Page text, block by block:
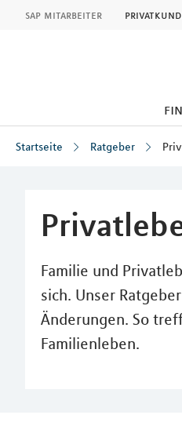
sap mitarbeiter
Startseite Ratgeber
Familie und
sich. Unser
Änderungen. So
Familienleben.